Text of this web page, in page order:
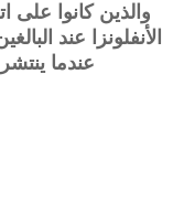
والذين كانوا على
الأنفلونزا عند
عندما